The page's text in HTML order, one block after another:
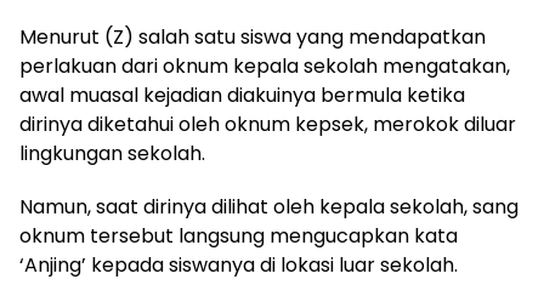
Menurut (Z) salah satu siswa yang mendapatkan
perlakuan dari oknum kepala sekolah mengatakan,
awal muasal kejadian diakuinya bermula ketika
dirinya diketahui oleh oknum kepsek, merokok diluar
lingkungan sekolah.
Namun, saat dirinya dilihat oleh kepala sekolah, sang
oknum tersebut langsung mengucapkan kata
‘Anjing’ kepada siswanya di lokasi luar sekolah.